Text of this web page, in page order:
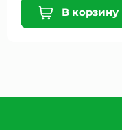
В корзину